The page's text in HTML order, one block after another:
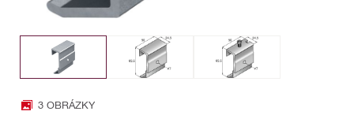
3 OBRÁZKY